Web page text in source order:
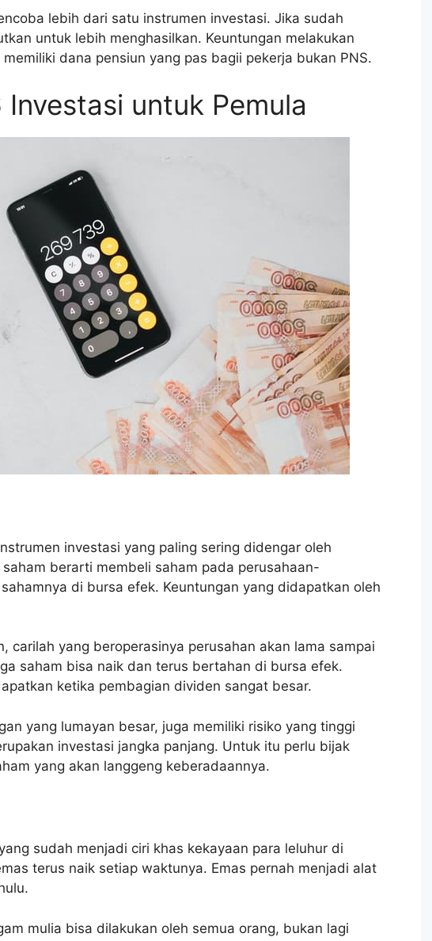
lebih dari satu instrumen investasi. Jika sudah
untuk lebih menghasilkan. Keuntungan melakukan
dana pensiun yang pas bagii pekerja bukan PNS.
Investasi untuk Pemula
investasi yang paling sering didengar oleh
berarti membeli saham pada perusahaan-
di bursa efek. Keuntungan yang didapatkan oleh
carilah yang beroperasinya perusahan akan lama sampai
saham bisa naik dan terus bertahan di bursa efek.
ketika pembagian dividen sangat besar.
yang lumayan besar, juga memiliki risiko yang tinggi
investasi jangka panjang. Untuk itu perlu bijak
yang akan langgeng keberadaannya.
sudah menjadi ciri khas kekayaan para leluhur di
terus naik setiap waktunya. Emas pernah menjadi alat
mulia bisa dilakukan oleh semua orang, bukan lagi